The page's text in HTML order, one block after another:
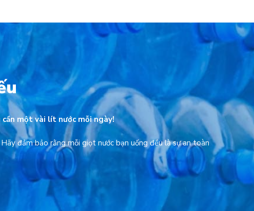
một vài lít nước mỗi ngày!
đảm bảo rằng mỗi giọt nước bạn uống đều là sự an toàn